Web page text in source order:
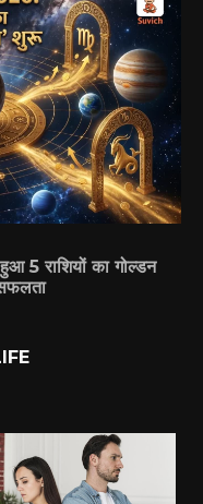
राशियों का गोल्डन